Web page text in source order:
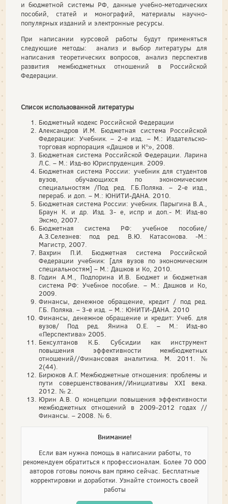
и бюджетной системы РФ, данные учебно-методических
пособий, статей и монографий, материалы научно-
популярных изданий и электронные ресурсы.
При написании курсовой работы будут применяться
следующие методы: анализ и выбор литературы для
написания теоретических вопросов, анализ перспектив
развития межбюджетных отношений в Российской
Федерации.
Список использованной литературы
Бюджетный кодекс Российской Федерации
Александров И.М. Бюджетная система Российской
Федерации: Учебник. – 2-е изд. – М.: Издательско-
торговая корпорация «Дашков и К°», 2008.
Бюджетная система Российской Федерации. Ларина
Л.С. – М.: Изд-во Юриспруденция. 2009.
Бюджетная система России: учебник для студентов
вузов, обучающихся по экономическим
специальностям /Под ред. Г.Б.Поляка. – 2-е изд.,
перераб. и доп. – М.: ЮНИТИ-ДАНА. 2010.
Бюджетная система России: учебник. Парыгина В.А.,
Браун К. и др. Изд. 3- е, испр и доп.- М: Изд-во
Эксмо, 2007.
Бюджетная система РФ: учебное пособие/
А.З.Селезнев: под ред. В.Ю. Катасонова. -М.:
Магистр, 2007.
Вахрин П.И. Бюджетная система Российской
Федерации учебник: [для вузов по экономическим
специальностям] – М.: Дашков и Ко, 2010.
Годин А.М., Подпорина И.В. Бюджет и бюджетная
система РФ: Учебное пособие. – М.: Дашков и Ко,
2009.
Финансы, денежное обращение, кредит / под ред.
Г.Б. Поляка. – 3-е изд. – М.: ЮНИТИ-ДАНА. 2010
Финансы, денежное обращение и кредит: Учеб. для
вузов/ Под ред. Янина О.Е. – М.: Изд-во
«Перспектива» 2005.
Бексултанов К.Б. Субсидии как инструмент
повышения эффективности межбюджетных
отношений//Финансовая аналитика. М. 2011. №
2(44).
Бирюков А.Г. Межбюджетные отношения: проблемы и
пути совершенствования//Инициативы XXI века.
2012. № 2.
Юрин А.В. О концепции повышения эффективности
межбюджетных отношений в 2009-2012 годах //
Финансы. – 2008. № 6.
Внимание!
Если вам нужна помощь в написании работы, то
рекомендуем обратиться к профессионалам. Более 70 000
авторов готовы помочь вам прямо сейчас. Бесплатные
корректировки и доработки. Узнайте стоимость своей
работы